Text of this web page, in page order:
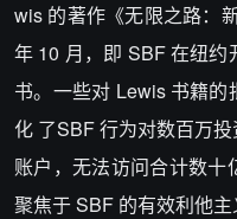
wis 的著作《无限之路：
年 10 月，即 SBF 在纽
书。一些对 Lewis 书籍
化 了SBF 行为对数百万
账户，无法访问合计数
聚焦于 SBF 的有效利他